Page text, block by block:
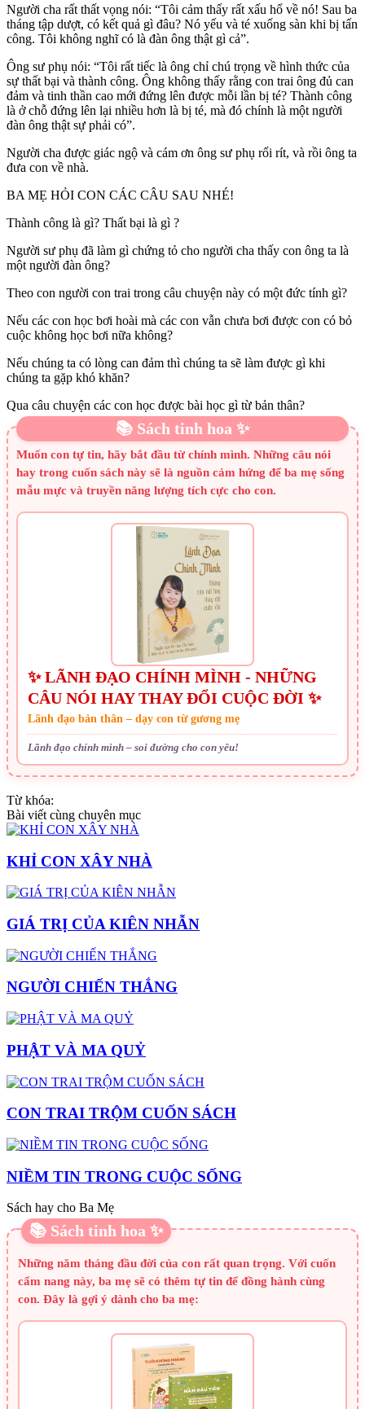
Người cha rất thất vọng nói: “Tôi cảm thấy rất xấu hổ về nó! Sau ba
tháng tập dượt, có kết quả gì đâu? Nó yếu và té xuống sàn khi bị tấn
công. Tôi không nghĩ có là đàn ông thật gì cả”.
Ông sư phụ nói: “Tôi rất tiếc là ông chỉ chú trọng về hình thức của
sự thất bại và thành công. Ông không thấy rằng con trai ông đủ can
đảm và tinh thần cao mới đứng lên được mỗi lần bị té? Thành công
là ở chỗ đứng lên lại nhiều hơn là bị té, mà đó chính là một người
đàn ông thật sự phải có”.
Người cha được giác ngộ và cám ơn ông sư phụ rối rít, và rồi ông ta
đưa con về nhà.
BA MẸ HỎI CON CÁC CÂU SAU NHÉ!
Thành công là gì? Thất bại là gì ?
Người sư phụ đã làm gì chứng tỏ cho người cha thấy con ông ta là
một người đàn ông?
Theo con người con trai trong câu chuyện này có một đức tính gì?
Nếu các con học bơi hoài mà các con vẫn chưa bơi được con có bỏ
cuộc không học bơi nữa không?
Nếu chúng ta có lòng can đảm thì chúng ta sẽ làm được gì khi
chúng ta gặp khó khăn?
Qua câu chuyện các con học được bài học gì từ bản thân?
📚 Sách tinh hoa ✨
Muốn con tự tin, hãy bắt đầu từ chính mình. Những câu nói
hay trong cuốn sách này sẽ là nguồn cảm hứng để ba mẹ sống
mẫu mực và truyền năng lượng tích cực cho con.
✨ LÃNH ĐẠO CHÍNH MÌNH - NHỮNG
CÂU NÓI HAY THAY ĐỔI CUỘC ĐỜI ✨
Lãnh đạo bản thân – dạy con từ gương mẹ
Lãnh đạo chính mình – soi đường cho con yêu!
Từ khóa:
Bài viết cùng chuyên mục
KHỈ CON XÂY NHÀ
GIÁ TRỊ CỦA KIÊN NHẪN
NGƯỜI CHIẾN THẮNG
PHẬT VÀ MA QUỶ
CON TRAI TRỘM CUỐN SÁCH
NIỀM TIN TRONG CUỘC SỐNG
Sách hay cho Ba Mẹ
📚 Sách tinh hoa ✨
Những năm tháng đầu đời của con rất quan trọng. Với cuốn
cẩm nang này, ba mẹ sẽ có thêm tự tin để đồng hành cùng
con. Đây là gợi ý dành cho ba mẹ: